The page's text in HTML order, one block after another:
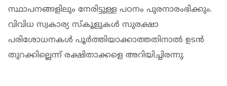
സ്ഥാപനങ്ങളിലും നേരിട്ടുള്ള പഠനം പുരനാരംഭിക്കും.
വിവിധ സ്വകാര്യ സ്‌കൂളുകള്‍ സുരക്ഷാ
പരിശോധനകള്‍ പൂര്‍ത്തിയാക്കാത്തതിനാല്‍ ഉടന്‍
തുറക്കില്ലെന്ന് രക്ഷിതാക്കളെ അറിയിച്ചിരന്നു.